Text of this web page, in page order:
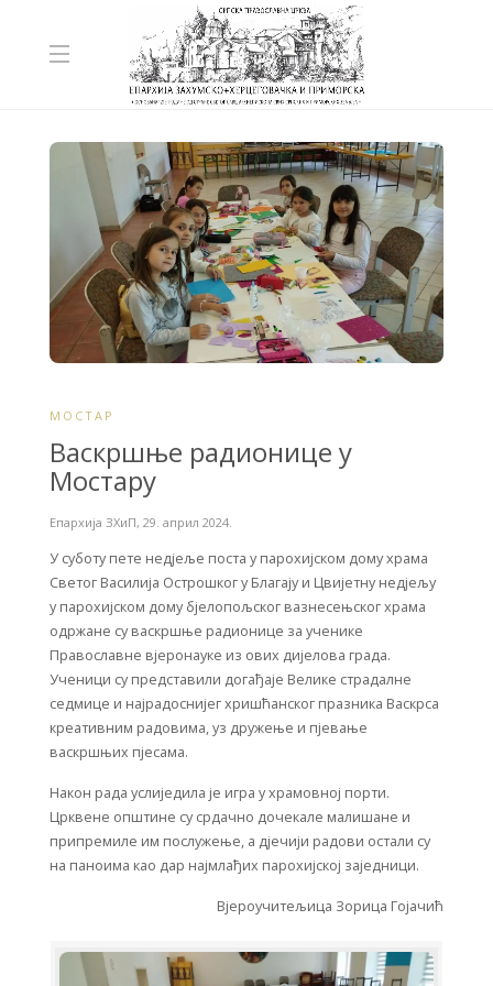
МОСТАР
Васкршње радионице у
Мостару
Епархија ЗХиП, 29. април 2024.
У суботу пете недјеље поста у парохијском дому храма
Светог Василија Острошког у Благају и Цвијетну недјељу
у парохијском дому бјелопољског вазнесењског храма
одржане су васкршње радионице за ученике
Православне вјеронауке из ових дијелова града.
Ученици су представили догађаје Велике страдалне
седмице и најрадоснијег хришћанског празника Васкрса
креативним радовима, уз дружење и пјевање
васкршњих пјесама.
Након рада услиједила је игра у храмовној порти.
Црквене општине су срдачно дочекале малишане и
припремиле им послужење, а дјечији радови остали су
на паноима као дар најмлађих парохијској заједници.
Вјероучитељица Зорица Гојачић